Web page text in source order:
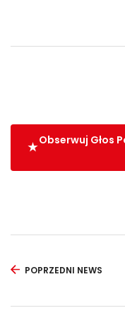
Obserwuj Głos
POPRZEDNI NEWS